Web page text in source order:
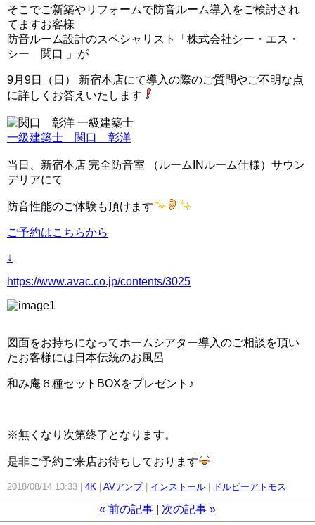
そこでご新築やリフォームで防音ルーム導入をご検討され
てますお客様
防音ルーム設計のスペシャリスト「株式会社シー・エス・
シー 関口 」が
9月9日（日） 新宿本店にて導入の際のご質問やご不明な点
に詳しくお答えいたします
一級建築士 関口 彰洋
当日、新宿本店 完全防音室 （ルームINルーム仕様）サウン
デリアにて
防音性能のご体験も頂けます
ご予約はこちらから
↓
https://www.avac.co.jp/contents/3025
図面をお持ちになってホームシアター導入のご相談を頂い
たお客様には日本伝統のお風呂
和み庵６種セットBOXをプレゼント♪
※無くなり次第終了となります。
是非ご予約ご来店お待ちしております
2018/08/14 13:33 4K AVアンプ インストール ドルビーアトモス
« 前の記事 次の記事 »